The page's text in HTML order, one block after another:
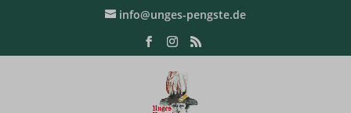
info@unges-pengste.de